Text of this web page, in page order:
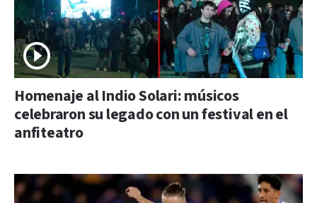
Homenaje al Indio Solari: músicos
celebraron su legado con un festival en el
anfiteatro